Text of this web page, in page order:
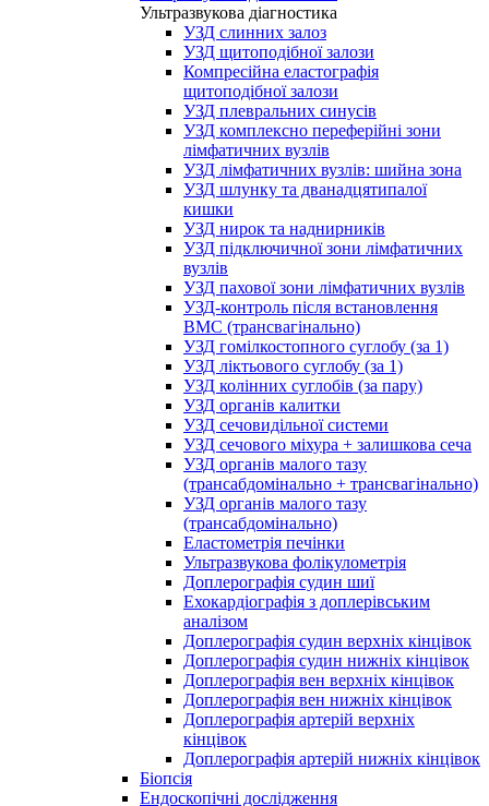
Ультразвукова діагностика
УЗД слинних залоз
УЗД щитоподібної залози
Компресійна еластографія
щитоподібної залози
УЗД плевральних синусів
УЗД комплексно переферійні зони
лімфатичних вузлів
УЗД лімфатичних вузлів: шийна зона
УЗД шлунку та дванадцятипалої
кишки
УЗД нирок та наднирників
УЗД підключичної зони лімфатичних
вузлів
УЗД пахової зони лімфатичних вузлів
УЗД-контроль після встановлення
ВМС (трансвагінально)
УЗД гомілкостопного суглобу (за 1)
УЗД ліктьового суглобу (за 1)
УЗД колінних суглобів (за пару)
УЗД органів калитки
УЗД сечовидільної системи
УЗД сечового міхура + залишкова сеча
УЗД органів малого тазу
(трансабдомінально + трансвагінально)
УЗД органів малого тазу
(трансабдомінально)
Еластометрія печінки
Ультразвукова фолікулометрія
Доплерографія судин шиї
Ехокардіографія з доплерівським
аналізом
Доплерографія судин верхніх кінцівок
Доплерографія судин нижніх кінцівок
Доплерографія вен верхніх кінцівок
Доплерографія вен нижніх кінцівок
Доплерографія артерій верхніх
кінцівок
Доплерографія артерій нижніх кінцівок
Біопсія
Ендоскопічні дослідження